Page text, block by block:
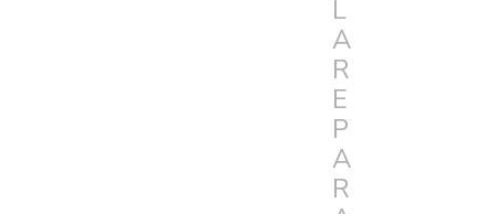
L
A
R
E
P
A
R